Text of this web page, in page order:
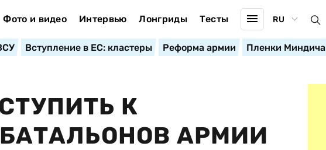
Фото и видео Интервью Лонгриды Тесты RU
Вступление в ЕС: кластеры Реформа армии Пленки Миндича
К
АРМИИ